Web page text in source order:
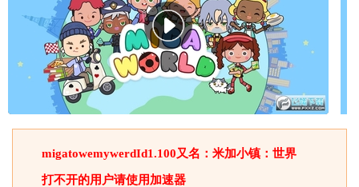
migatowemywerdId1.100又名：米加小镇：世界
打不开的用户请使用加速器